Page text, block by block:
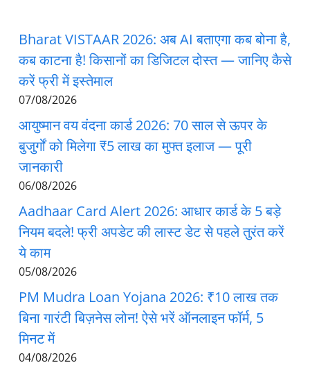
Bharat VISTAAR 2026: अब AI बताएगा कब बोना है,
कब काटना है! किसानों का डिजिटल दोस्त — जानिए कैसे
करें फ्री में इस्तेमाल
07/08/2026
आयुष्मान वय वंदना कार्ड 2026: 70 साल से ऊपर के
बुजुर्गों को मिलेगा ₹5 लाख का मुफ्त इलाज — पूरी
जानकारी
06/08/2026
Aadhaar Card Alert 2026: आधार कार्ड के 5 बड़े
नियम बदले! फ्री अपडेट की लास्ट डेट से पहले तुरंत करें
ये काम
05/08/2026
PM Mudra Loan Yojana 2026: ₹10 लाख तक
बिना गारंटी बिज़नेस लोन! ऐसे भरें ऑनलाइन फॉर्म, 5
मिनट में
04/08/2026